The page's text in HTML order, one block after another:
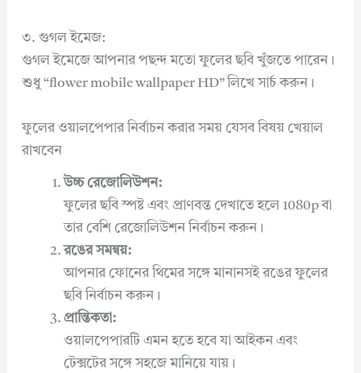
৩. গুগল ইমেজ:
গুগল ইমেজে আপনার পছন্দ মতো ফুলের ছবি খুঁজতে পারেন।
শুধু “flower mobile wallpaper HD” লিখে সার্চ করুন।
ফুলের ওয়ালপেপার নির্বাচন করার সময় যেসব বিষয় খেয়াল
রাখবেন
উচ্চ রেজোলিউশন:
ফুলের ছবি স্পষ্ট এবং প্রাণবন্ত দেখাতে হলে 1080p বা
তার বেশি রেজোলিউশন নির্বাচন করুন।
রঙের সমন্বয়:
আপনার ফোনের থিমের সঙ্গে মানানসই রঙের ফুলের
ছবি নির্বাচন করুন।
প্রান্তিকতা:
ওয়ালপেপারটি এমন হতে হবে যা আইকন এবং
টেক্সটের সঙ্গে সহজে মানিয়ে যায়।